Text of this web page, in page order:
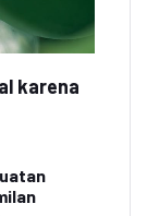
karena